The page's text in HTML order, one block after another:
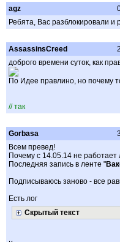
agz
Ребята, Вас разблокировали и
AssassinsCreed
доброго времени суток, как
По Идее правлино, но почему
// так
Gorbasa
Всем превед!
Почему с 14.05.14 не работает
Последняя запись в ленте "
Подписываюсь заново - все
Есть лог
Скрытый текст